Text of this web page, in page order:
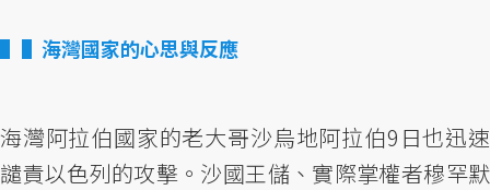
▌海灣國家的心思與反應
海灣阿拉伯國家的老大哥沙烏地阿拉伯9日也迅速
譴責以色列的攻擊。沙國王儲、實際掌權者穆罕默